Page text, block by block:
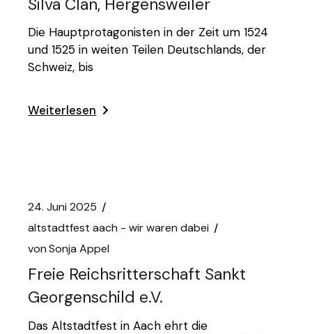
Die Hauptprotagonisten in der Zeit um 1524
und 1525 in weiten Teilen Deutschlands, der
Schweiz, bis
Weiterlesen
24. Juni 2025
altstadtfest aach - wir waren dabei
von Sonja Appel
Freie Reichsritterschaft Sankt
Georgenschild e.V.
Das Altstadtfest in Aach ehrt die